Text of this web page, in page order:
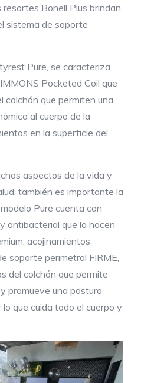
Bonell Plus brindan
sistema de soporte
Pure, se caracteriza
Pocketed Coil que
colchón que permiten una
al cuerpo de la
en la superficie del
aspectos de la vida y
también es importante la
Pure cuenta con
antibacterial que lo hacen
acojinamientos
soporte perimetral FIRME,
del colchón que permite
promueve una postura
que cuida todo el cuerpo y